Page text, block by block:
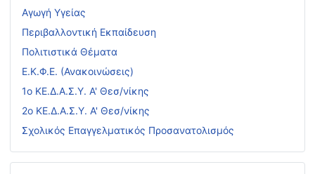
Αγωγή Υγείας
Περιβαλλοντική Εκπαίδευση
Πολιτιστικά Θέματα
Ε.Κ.Φ.Ε. (Ανακοινώσεις)
1ο ΚΕ.Δ.Α.Σ.Υ. Α' Θεσ/νίκης
2ο ΚΕ.Δ.Α.Σ.Υ. Α' Θεσ/νίκης
Σχολικός Επαγγελματικός Προσανατολισμός